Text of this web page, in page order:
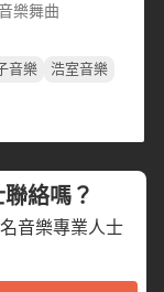
樂舞曲
音樂
浩室音樂
絡嗎？
音樂專業人士